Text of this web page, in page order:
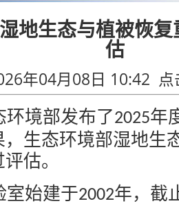
地生态与植被恢
估
年04月08日 10:42 点
环境部发布了2025年
，生态环境部湿地生
估。
室始建于2002年，截